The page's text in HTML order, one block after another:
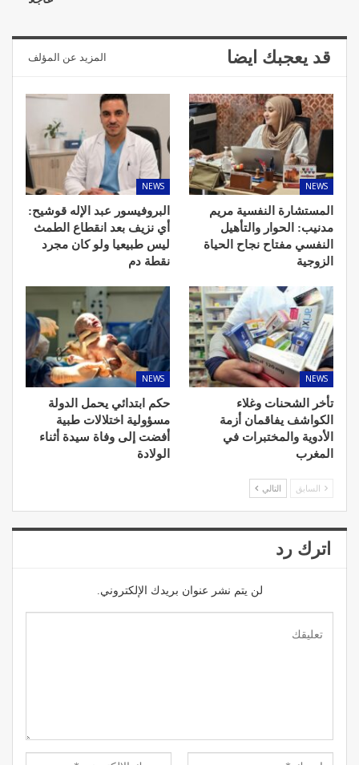
قد يعجبك ايضا المزيد عن المؤلف
NEWS
المستشارة النفسية مريم
مدنيب: الحوار والتأهيل
النفسي مفتاح نجاح الحياة
الزوجية
NEWS
البروفيسور عبد الإله قوشيح:
أي نزيف بعد انقطاع الطمث
ليس طبيعيا ولو كان مجرد
نقطة دم
NEWS
تأخر الشحنات وغلاء
الكواشف يفاقمان أزمة
الأدوية والمختبرات في
المغرب
NEWS
حكم ابتدائي يحمل الدولة
مسؤولية اختلالات طبية
أفضت إلى وفاة سيدة أثناء
الولادة
السابق التالي
اترك رد
لن يتم نشر عنوان بريدك الإلكتروني.